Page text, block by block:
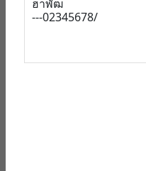
ฮาพัฒ
---02345678/